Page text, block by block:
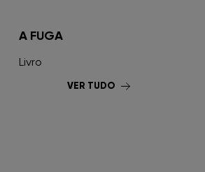
FNAC Sintra
A FUGA
Livro
VER TUDO